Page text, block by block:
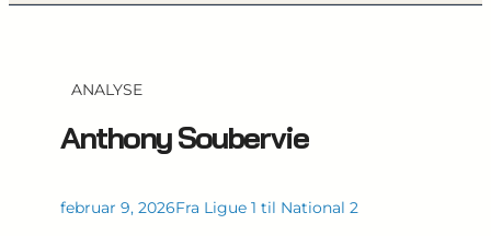
ANALYSE
Anthony Soubervie
februar 9, 2026Fra Ligue 1 til National 2